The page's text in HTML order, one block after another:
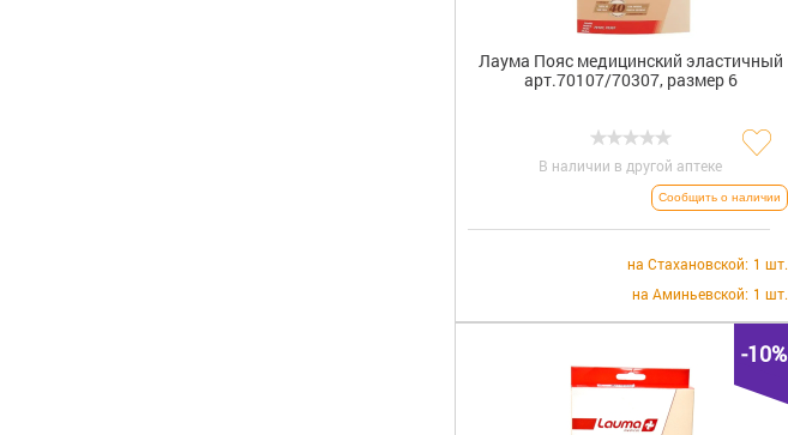
Лаума Пояс медицинский эластичный
арт.70107/70307, размер 6
В наличии в другой аптеке
Сообщить о наличии
на Стахановской: 1 шт.
на Аминьевской: 1 шт.
-10%